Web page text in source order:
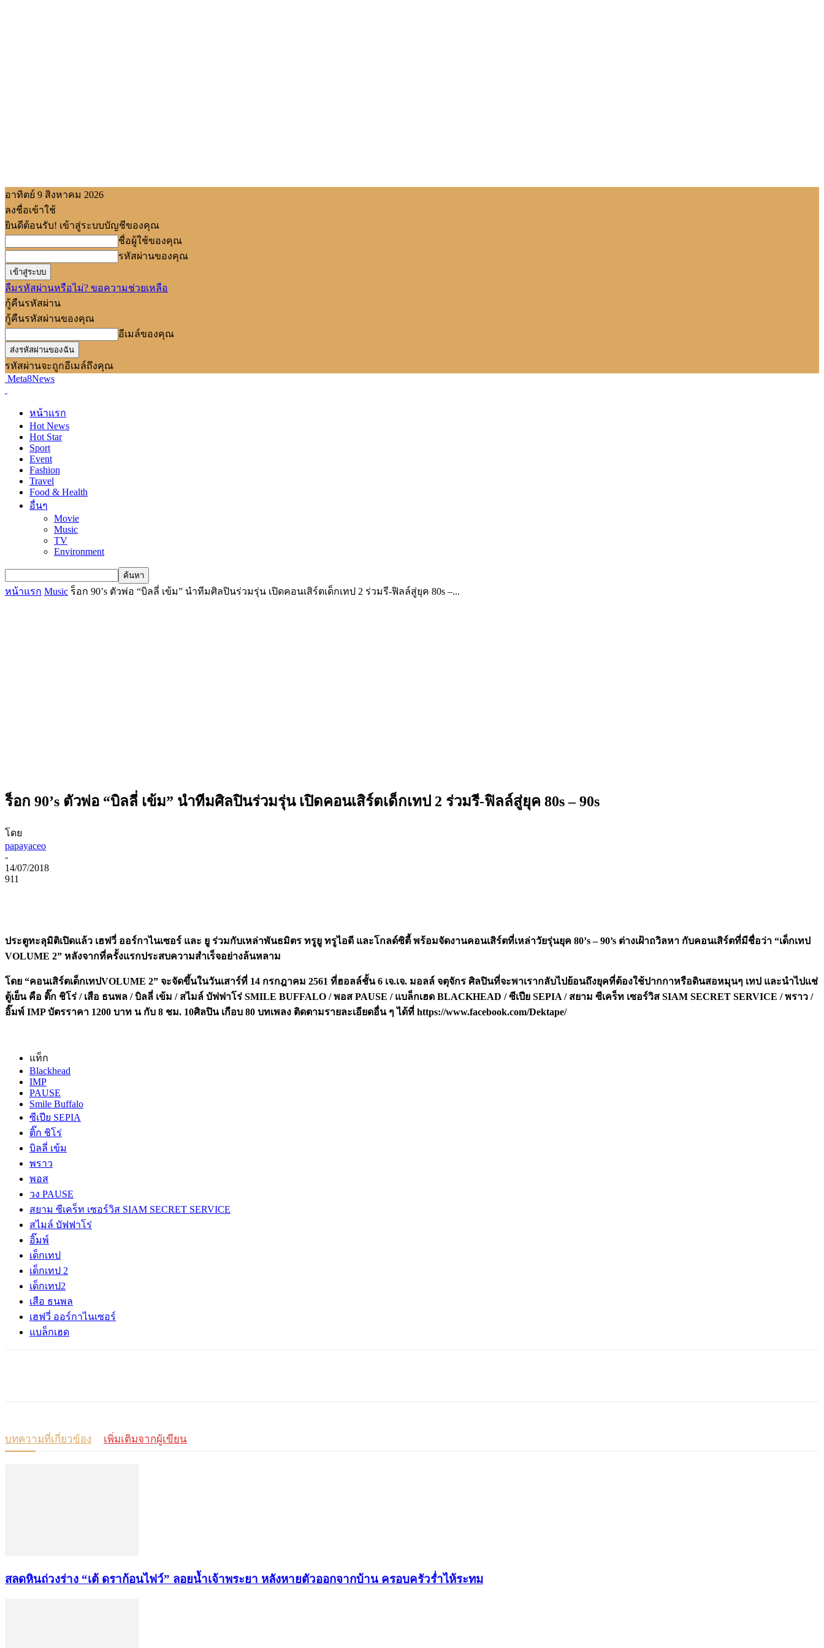
อาทิตย์ 9 สิงหาคม 2026
ลงชื่อเข้าใช้
ยินดีต้อนรับ! เข้าสู่ระบบบัญชีของคุณ
ชื่อผู้ใช้ของคุณ
รหัสผ่านของคุณ
ลืมรหัสผ่านหรือไม่? ขอความช่วยเหลือ
กู้คืนรหัสผ่าน
กู้คืนรหัสผ่านของคุณ
อีเมล์ของคุณ
รหัสผ่านจะถูกอีเมล์ถึงคุณ
Meta8News
หน้าแรก
Hot News
Hot Star
Sport
Event
Fashion
Travel
Food & Health
อื่นๆ
Movie
Music
TV
Environment
หน้าแรก Music ร็อก 90’s ตัวพ่อ “บิลลี่ เข้ม” นำทีมศิลปินร่วมรุ่น เปิดคอนเสิร์ตเด็กเทป 2 ร่วมรี-ฟิลล์สู่ยุค 80s –...
ร็อก 90’s ตัวพ่อ “บิลลี่ เข้ม” นำทีมศิลปินร่วมรุ่น เปิดคอนเสิร์ตเด็กเทป 2 ร่วมรี-ฟิลล์สู่ยุค 80s – 90s
โดย
papayaceo
-
14/07/2018
911
ประตูทะลุมิติเปิดแล้ว เฮฟวี่ ออร์กาไนเซอร์ และ ยู ร่วมกับเหล่าพันธมิตร ทรูยู ทรูไอดี และโกลด์ซิตี้ พร้อมจัดงานคอนเสิร์ตที่เหล่าวัยรุ่นยุค 80’s – 90’s ต่างเฝ้าถวิลหา กับคอนเสิร์ตที่มีชื่อว่า “เด็กเทป
VOLUME 2” หลังจากที่ครั้งแรกประสบความสำเร็จอย่างล้นหลาม
โดย “คอนเสิร์ตเด็กเทปVOLUME 2” จะจัดขึ้นในวันเสาร์ที่ 14 กรกฎาคม 2561 ที่ฮอลล์ชั้น 6 เจ.เจ. มอลล์ จตุจักร ศิลปินที่จะพาเรากลับไปย้อนถึงยุคที่ต้องใช้ปากกาหรือดินสอหมุนๆ เทป และนำไปแช่
ตู้เย็น คือ ติ๊ก ชิโร่ / เสือ ธนพล / บิลลี่ เข้ม / สไมล์ บัฟฟาโร่ SMILE BUFFALO / พอส PAUSE / แบล็กเฮด BLACKHEAD / ซีเปีย SEPIA / สยาม ซีเคร็ท เซอร์วิส SIAM SECRET SERVICE / พราว /
อิ๊มพ์ IMP บัตรราคา 1200 บาท น กับ 8 ชม. 10ศิลปิน เกือบ 80 บทเพลง ติดตามรายละเอียดอื่น ๆ ได้ที่ https://www.facebook.com/Dektape/
แท็ก
Blackhead
IMP
PAUSE
Smile Buffalo
ซีเปีย SEPIA
ติ๊ก ชิโร่
บิลลี่ เข้ม
พราว
พอส
วง PAUSE
สยาม ซีเคร็ท เซอร์วิส SIAM SECRET SERVICE
สไมล์ บัฟฟาโร่
อิ๊มพ์
เด็กเทป
เด็กเทป 2
เด็กเทป2
เสือ ธนพล
เฮฟวี่ ออร์กาไนเซอร์
แบล็กเฮด
บทความที่เกี่ยวข้อง เพิ่มเติมจากผู้เขียน
สลดหินถ่วงร่าง “เต้ ดราก้อนไฟว์” ลอยน้ำเจ้าพระยา หลังหายตัวออกจากบ้าน ครอบครัวร่ำไห้ระทม